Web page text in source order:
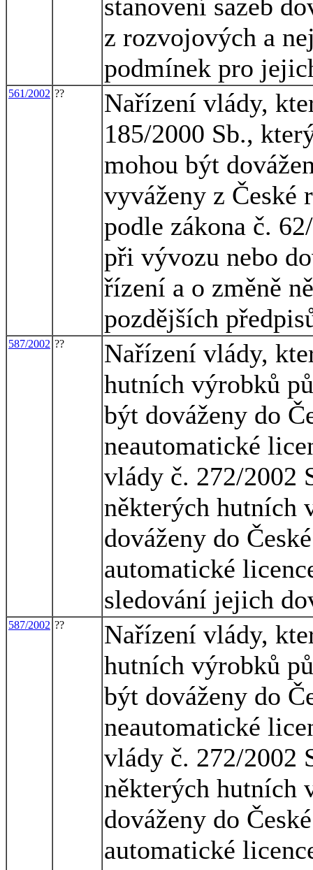
stanovení sazeb
z rozvojových a
podmínek pro
561/2002 ??
Nařízení vlády,
185/2000 Sb.,
mohou být
vyváženy z České
podle zákona č.
při vývozu nebo
řízení a o změně
pozdějších
587/2002 ??
Nařízení vlády,
hutních výrobků
být dováženy do
neautomatické
vlády č. 272/2002
některých hutních
dováženy do
automatické
sledování jejich
587/2002 ??
Nařízení vlády,
hutních výrobků
být dováženy do
neautomatické
vlády č. 272/2002
některých hutních
dováženy do
automatické